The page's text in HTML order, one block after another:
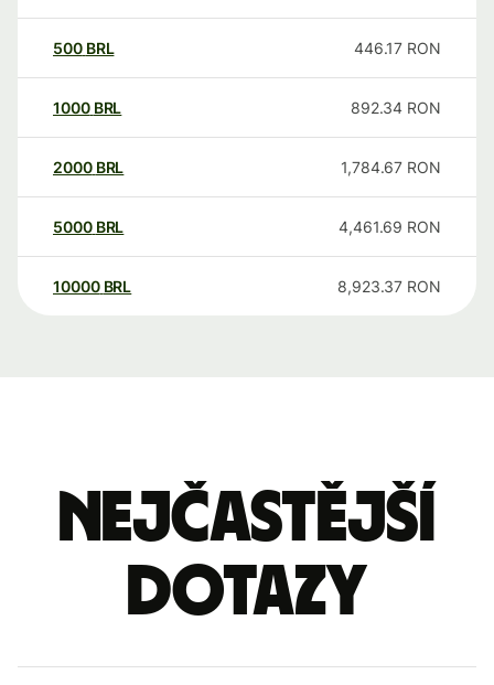
500 BRL 446.17 RON
1000 BRL 892.34 RON
2000 BRL 1,784.67 RON
5000 BRL 4,461.69 RON
10000 BRL 8,923.37 RON
Nejčastější
dotazy